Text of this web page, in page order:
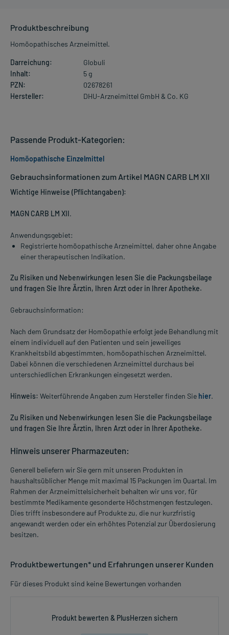
Produktbeschreibung
Homöopathisches Arzneimittel.
Darreichung:
Globuli
Inhalt:
5 g
PZN:
02678261
Hersteller:
DHU-Arzneimittel GmbH & Co. KG
Gebrauchsinformationen zum Artikel MAGN CARB LM XII
Wichtige Hinweise (Pflichtangaben):
MAGN CARB LM XII.
Anwendungsgebiet:
Registrierte homöopathische Arzneimittel, daher ohne Angabe
einer therapeutischen Indikation.
Zu Risiken und Nebenwirkungen lesen Sie die Packungsbeilage
und fragen Sie Ihre Ärztin, Ihren Arzt oder in Ihrer Apotheke.
Gebrauchsinformation:
Nach dem Grundsatz der Homöopathie erfolgt jede Behandlung mit
einem individuell auf den Patienten und sein jeweiliges
Krankheitsbild abgestimmten, homöopathischen Arzneimittel.
Dabei können die verschiedenen Arzneimittel durchaus bei
unterschiedlichen Erkrankungen eingesetzt werden.
Hinweis: Weiterführende Angaben zum Hersteller finden Sie hier.
Zu Risiken und Nebenwirkungen lesen Sie die Packungsbeilage
und fragen Sie Ihre Ärztin, Ihren Arzt oder in Ihrer Apotheke.
Hinweis unserer Pharmazeuten:
Generell beliefern wir Sie gern mit unseren Produkten in
haushaltsüblicher Menge mit maximal 15 Packungen im Quartal. Im
Rahmen der Arzneimittelsicherheit behalten wir uns vor, für
bestimmte Medikamente gesonderte Höchstmengen festzulegen.
Dies trifft insbesondere auf Produkte zu, die nur kurzfristig
angewandt werden oder ein erhöhtes Potenzial zur Überdosierung
besitzen.
Produktbewertungen* und Erfahrungen unserer Kunden
Für dieses Produkt sind keine Bewertungen vorhanden
Produkt bewerten & PlusHerzen sichern
Passende Produkt-Kategorien:
Homöopathische Einzelmittel